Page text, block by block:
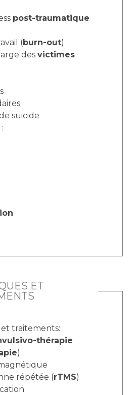
post-traumatique
(burn-out)
des victimes
suicide
ET
traitements:
thérapie
)
répétée (rTMS)